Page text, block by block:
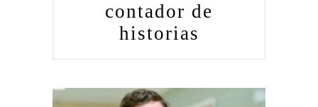
contador de
historias